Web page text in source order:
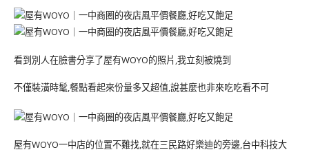
看到別人在臉書分享了屋有WOYO的照片,我立刻被燒到
不僅裝潢時髦,餐點看起來份量多又超值,說甚麼也非來吃吃看不可
屋有WOYO一中店的位置不難找,就在三民路好樂迪的旁邊,台中科技大